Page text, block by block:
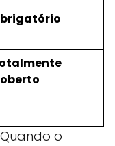
Quando o